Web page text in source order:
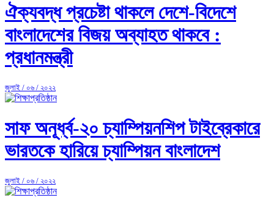
ঐক্যবদ্ধ প্রচেষ্টা থাকলে দেশে-বিদেশে
বাংলাদেশের বিজয় অব্যাহত থাকবে :
প্রধানমন্ত্রী
জুলাই / ০৬ / ২০২২
সাফ অনূর্ধ্ব-২০ চ্যাম্পিয়নশিপ টাইব্রেকারে
ভারতকে হারিয়ে চ্যাম্পিয়ন বাংলাদেশ
জুলাই / ০৬ / ২০২২